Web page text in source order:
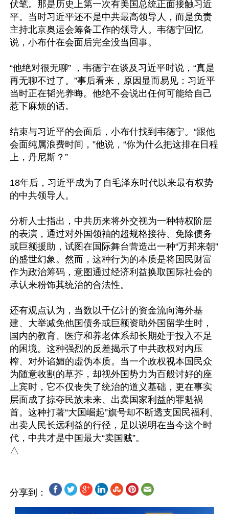
伏笔。那是历史上第一次有美国总统正面接触习近
平。当时习近平还不是中共最高领导人，而是负责
主持北京奥运会筹备工作的领导人。韦德宁回忆
说，小布什在会面后完全没当回事。
“他绝对很无聊” ，韦德宁在谈及习近平时说，“真是
再无聊不过了。”事后看来，原因显而易见：习近平
当时正在韬光养晦。他绝不会说出任何可能给自己
惹下麻烦的话。
结束与习近平的会面后，小布什找到韦德宁。“跟他
会面纯属浪费时间，”他说，“你为什么把这排在日程
上，丹尼斯？”
18年后，习近平成为了自毛泽东时代以来最有权势
的中共领导人。
分析人士指出，中共历来将外交视为一种特权阶层
的表演，通过对外国领袖的超规格接待、免除债务
或巨额援助，试图在国际舞台营造出一种“万邦来朝”
的盛世幻象。然而，这种行为的本质是将国民财富
作为政治筹码，意图通过经济利益换取国际社会的
承认来粉饰其统治的合法性。
还有观点认为，当数以千亿计的资金流向海外基
建、大举减免他国债务或巨额资助外国留学生时，
国内的教育、医疗和养老体系却长期处于投入不足
的困境。这种强烈的反差揭示了中共政权对内压
榨、对外谄媚的虚伪本质。当一个政权视本国民众
为随意收割的草芥，却视外国势力为百般讨好的座
上宾时，它不仅丧失了统治的道义基础，更在事实
层面成了掠夺民族未来、出卖国家利益的罪魁祸
首。这种打著“大国崛起”旗号却不断透支国民福利、
出卖人民长远利益的行径，足以说明在当今这个时
代，中共才是中国最大“卖国贼”。
分享到：